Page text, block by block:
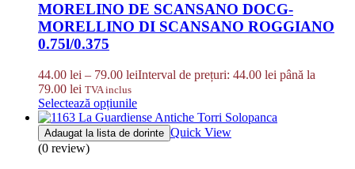
MORELINO DE SCANSANO DOCG-
MORELLINO DI SCANSANO ROGGIANO
0.75l/0.375
44.00 lei – 79.00 leiInterval de prețuri: 44.00 lei până la
79.00 lei TVA inclus
Selectează opțiunile
Adaugat la lista de dorinte Quick View
(0 review)